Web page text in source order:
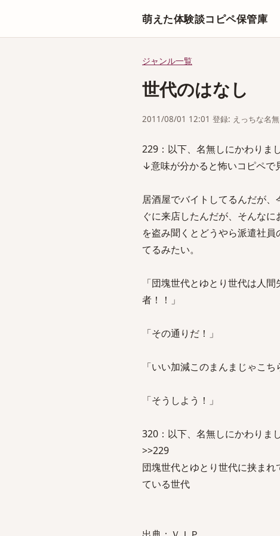
萌えた体験談コピペ保管庫
ジャンル一覧
世代のはなし
2011/08/01 12:01 登録: えっちな名無
229：以下、名無しにかわりま
↓意味が分かると怖いコピペ
居酒屋でバイトしてるんだが
ぐに来店したんだが、そんな
を盗み聞くとどうやら派遣社
てるみたい。
「団塊世代とゆとり世代は人
者！！」
「その通りだ！」
「いい加減このまんまじゃこ
「そうしよう！」
320：以下、名無しにかわりま
>>229
団塊世代とゆとり世代に挟ま
ている世代